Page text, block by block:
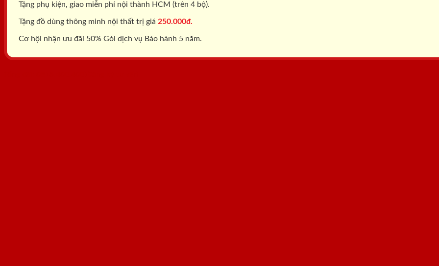
Tặng phụ kiện, giao miễn phí nội thành HCM (trên 4 bộ).
Tặng đồ dùng thông minh nội thất trị giá 250.000đ.
Cơ hội nhận ưu đãi 50% Gói dịch vụ Bảo hành 5 năm.